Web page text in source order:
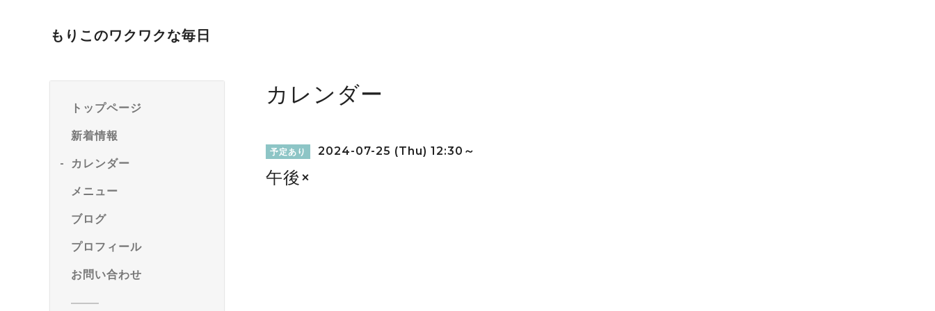
もりこのワクワクな毎日
トップページ
新着情報
カレンダー
メニュー
ブログ
プロフィール
お問い合わせ
カレンダー
予定あり 2024-07-25 (Thu) 12:30～
午後×